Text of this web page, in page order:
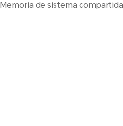
Memoria de sistema compartida